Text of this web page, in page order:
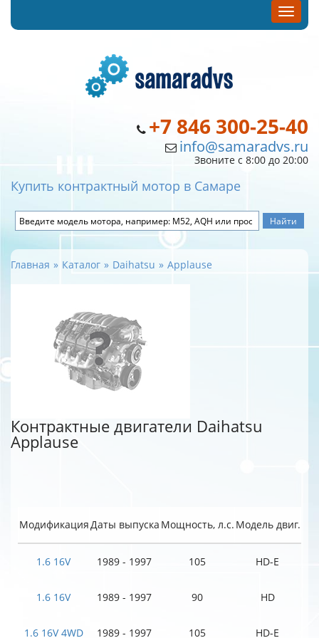
+7 846 300-25-40
info@samaradvs.ru
Звоните с 8:00 до 20:00
Купить контрактный мотор в Самаре
Главная Каталог Daihatsu Applause
Контрактные двигатели Daihatsu
Applause
МодификацияДаты выпуска Мощность, л.с. Модель двиг.
1.6 16V 1989 - 1997 105 HD-E
1.6 16V 1989 - 1997 90 HD
1.6 16V 4WD 1989 - 1997 105 HD-E